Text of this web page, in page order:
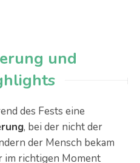
und
des Fests eine
, bei der nicht der
der Mensch bekam
im richtigen Moment